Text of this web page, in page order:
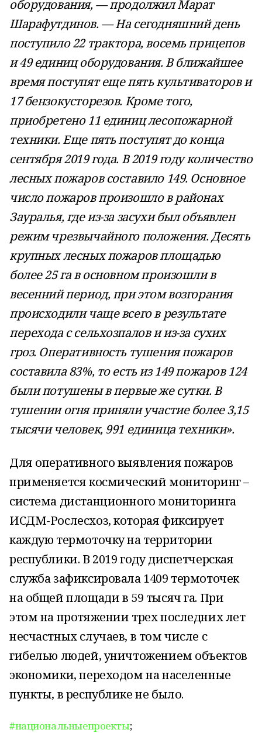
оборудования, — продолжил Марат
Шарафутдинов. — На сегодняшний день
поступило 22 трактора, восемь прицепов
и 49 единиц оборудования. В ближайшее
время поступят еще пять культиваторов и
17 бензокусторезов. Кроме того,
приобретено 11 единиц лесопожарной
техники. Еще пять поступят до конца
сентября 2019 года. В 2019 году количество
лесных пожаров составило 149. Основное
число пожаров произошло в районах
Зауралья, где из-за засухи был объявлен
режим чрезвычайного положения. Десять
крупных лесных пожаров площадью
более 25 га в основном произошли в
весенний период, при этом возгорания
происходили чаще всего в результате
перехода с сельхозпалов и из-за сухих
гроз. Оперативность тушения пожаров
составила 83%, то есть из 149 пожаров 124
были потушены в первые же сутки. В
тушении огня приняли участие более 3,15
тысячи человек, 991 единица техники».
Для оперативного выявления пожаров
применяется космический мониторинг –
система дистанционного мониторинга
ИСДМ-Рослесхоз, которая фиксирует
каждую термоточку на территории
республики. В 2019 году диспетчерская
служба зафиксировала 1409 термоточек
на общей площади в 59 тысяч га. При
этом на протяжении трех последних лет
несчастных случаев, в том числе с
гибелью людей, уничтожением объектов
экономики, переходом на населенные
пункты, в республике не было.
#национальныепроекты;